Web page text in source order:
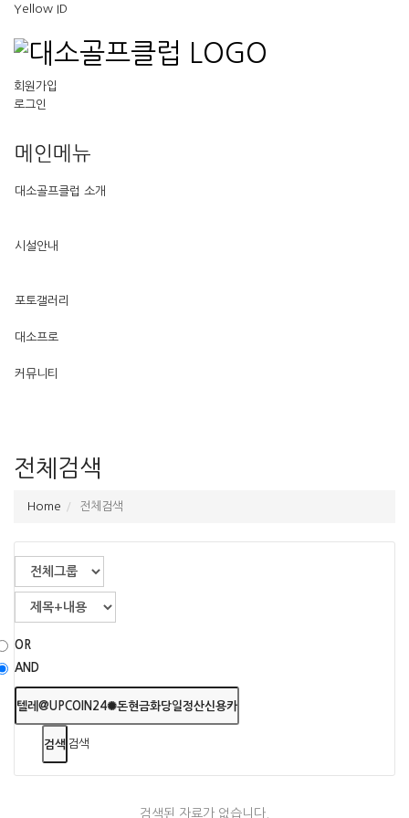
Yellow ID
회원가입
로그인
메인메뉴
대소골프클럽 소개
시설안내
포토갤러리
대소프로
커뮤니티
전체검색
Home 전체검색
OR
AND
검색
검색된 자료가 없습니다.